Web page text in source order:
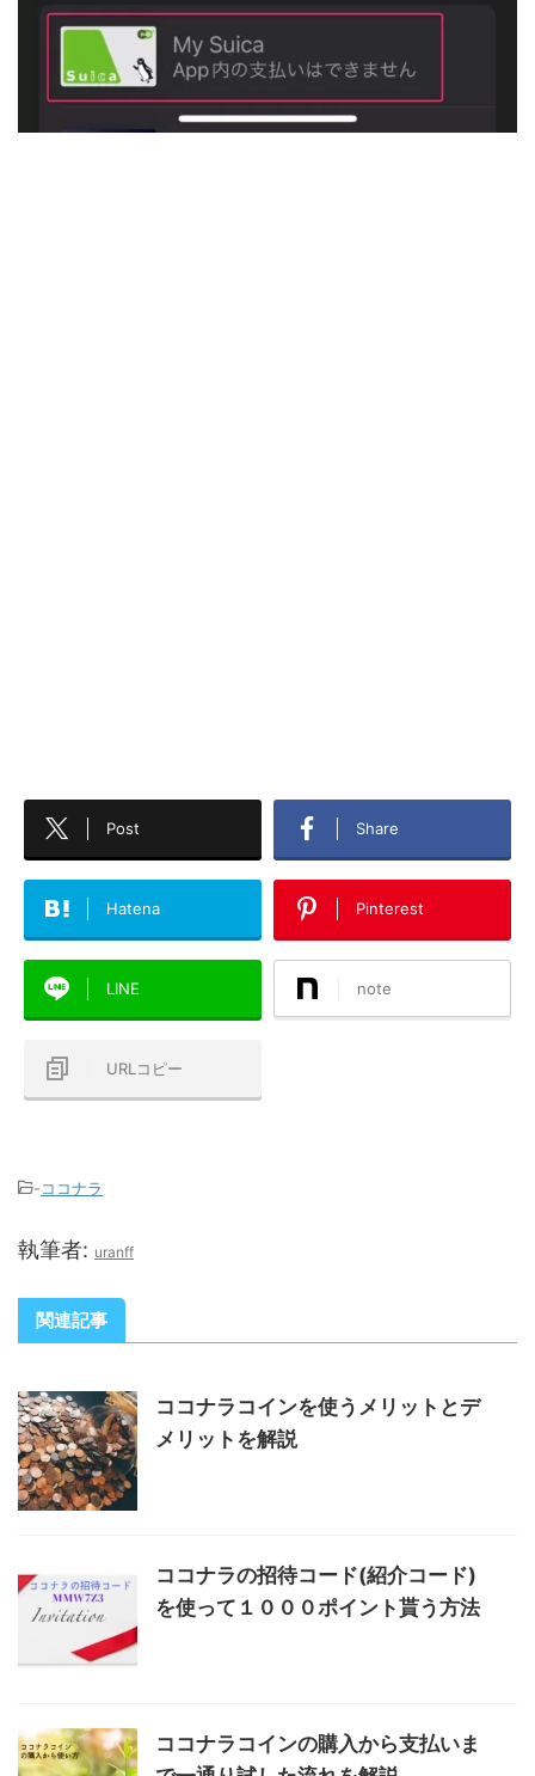
Post Share
Hatena Pinterest
LINE note
URLコピー
-ココナラ
執筆者: uranff
関連記事
ココナラコインを使うメリットとデ
メリットを解説
ココナラの招待コード(紹介コード)
を使って１０００ポイント貰う方法
ココナラコインの購入から支払いま